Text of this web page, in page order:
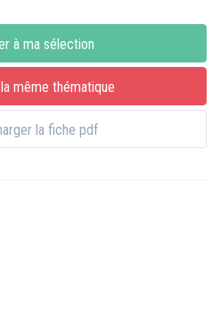
à ma sélection
même thématique
la fiche pdf